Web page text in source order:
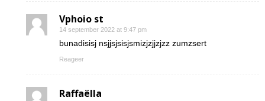
Vphoio st
14 september 2022 at 9:47 pm
bunadisisj nsjjsjsisjsmizjzjjzjzz zumzsert
Reageer
Raffaëlla